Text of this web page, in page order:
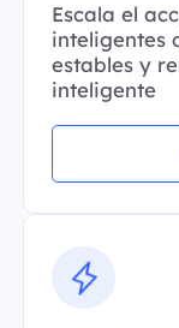
Escala el
inteligentes
estables y
inteligente